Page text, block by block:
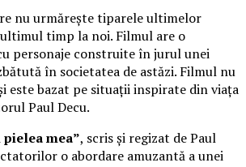
nu urmărește tiparele ultimelor
timp la noi. Filmul are o
personaje construite în jurul unei
în societatea de astăzi. Filmul nu
este bazat pe situații inspirate din viața
Paul Decu.
pielea mea”, scris și regizat de Paul
o abordare amuzantă a unei